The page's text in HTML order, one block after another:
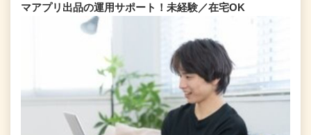
マアプリ出品の運用サポート！未経験／在宅OK